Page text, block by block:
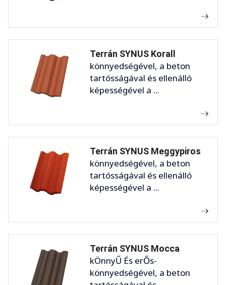
Terrán SYNUS Korall
könnyedségével, a beton
tartósságával és ellenálló
képességével a ...
Terrán SYNUS Meggypiros
könnyedségével, a beton
tartósságával és ellenálló
képességével a ...
Terrán SYNUS Mocca
kÖnnyŰ És erŐs-
könnyedségével, a beton